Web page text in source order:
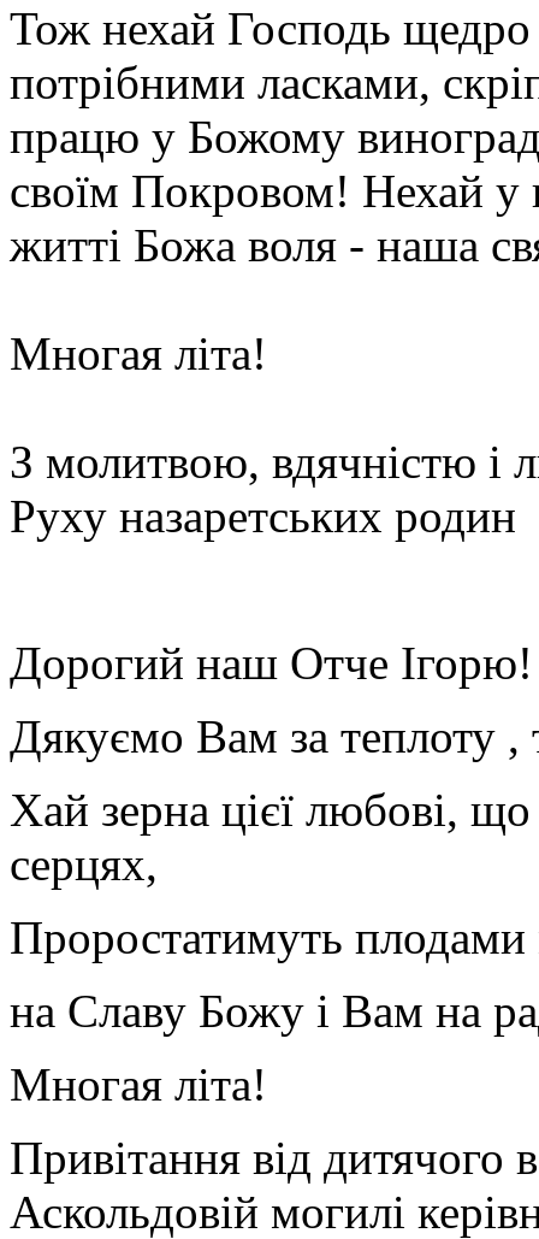
Тож нехай Господь щедро
потрібними ласками,
працю у Божому
своїм Покровом! Нехай у
житті Божа воля - наша
Многая літа!
З молитвою, вдячністю і
Руху назаретських родин
Дорогий наш Отче Ігорю!
Дякуємо Вам за теплоту
Хай зерна цієї любові,
серцях,
Проростатимуть плодами
на Славу Божу і Вам на
Многая літа!
Привітання від дитячого
Аскольдовій могилі